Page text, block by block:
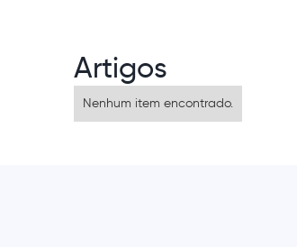
Artigos
Nenhum item encontrado.